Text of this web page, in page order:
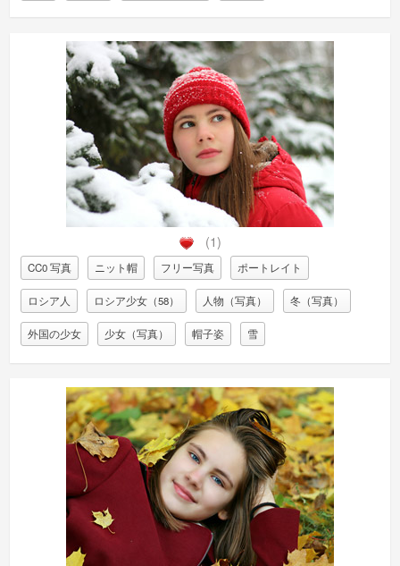
(1)
CC0 写真 ニット帽 フリー写真 ポートレイト
ロシア人 ロシア少女（58） 人物（写真） 冬（写真）
外国の少女 少女（写真） 帽子姿 雪